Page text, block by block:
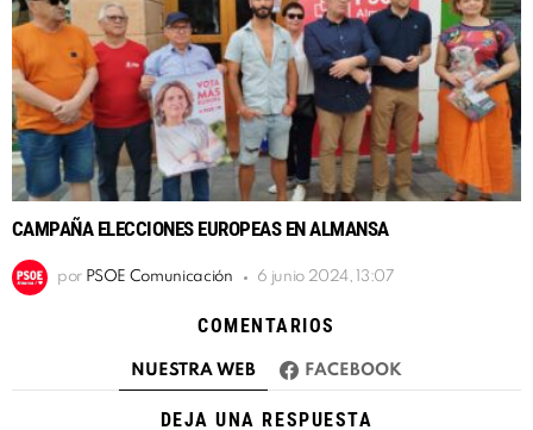
CAMPAÑA ELECCIONES EUROPEAS EN ALMANSA
por PSOE Comunicación 6 junio 2024, 13:07
COMENTARIOS
NUESTRA WEB FACEBOOK
DEJA UNA RESPUESTA